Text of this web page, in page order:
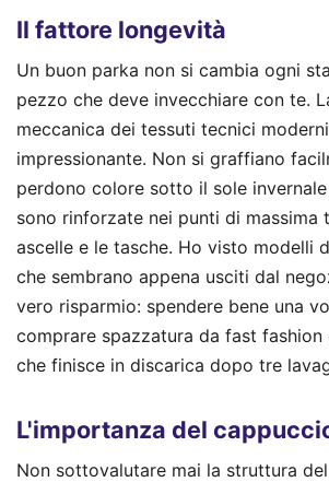
Il fattore longevità
Un buon parka non si cambia ogni
pezzo che deve invecchiare con te.
meccanica dei tessuti tecnici
impressionante. Non si graffiano
perdono colore sotto il sole
sono rinforzate nei punti di massima
ascelle e le tasche. Ho visto modelli
che sembrano appena usciti dal
vero risparmio: spendere bene una
comprare spazzatura da fast
che finisce in discarica dopo tre
L'importanza del
Non sottovalutare mai la struttura